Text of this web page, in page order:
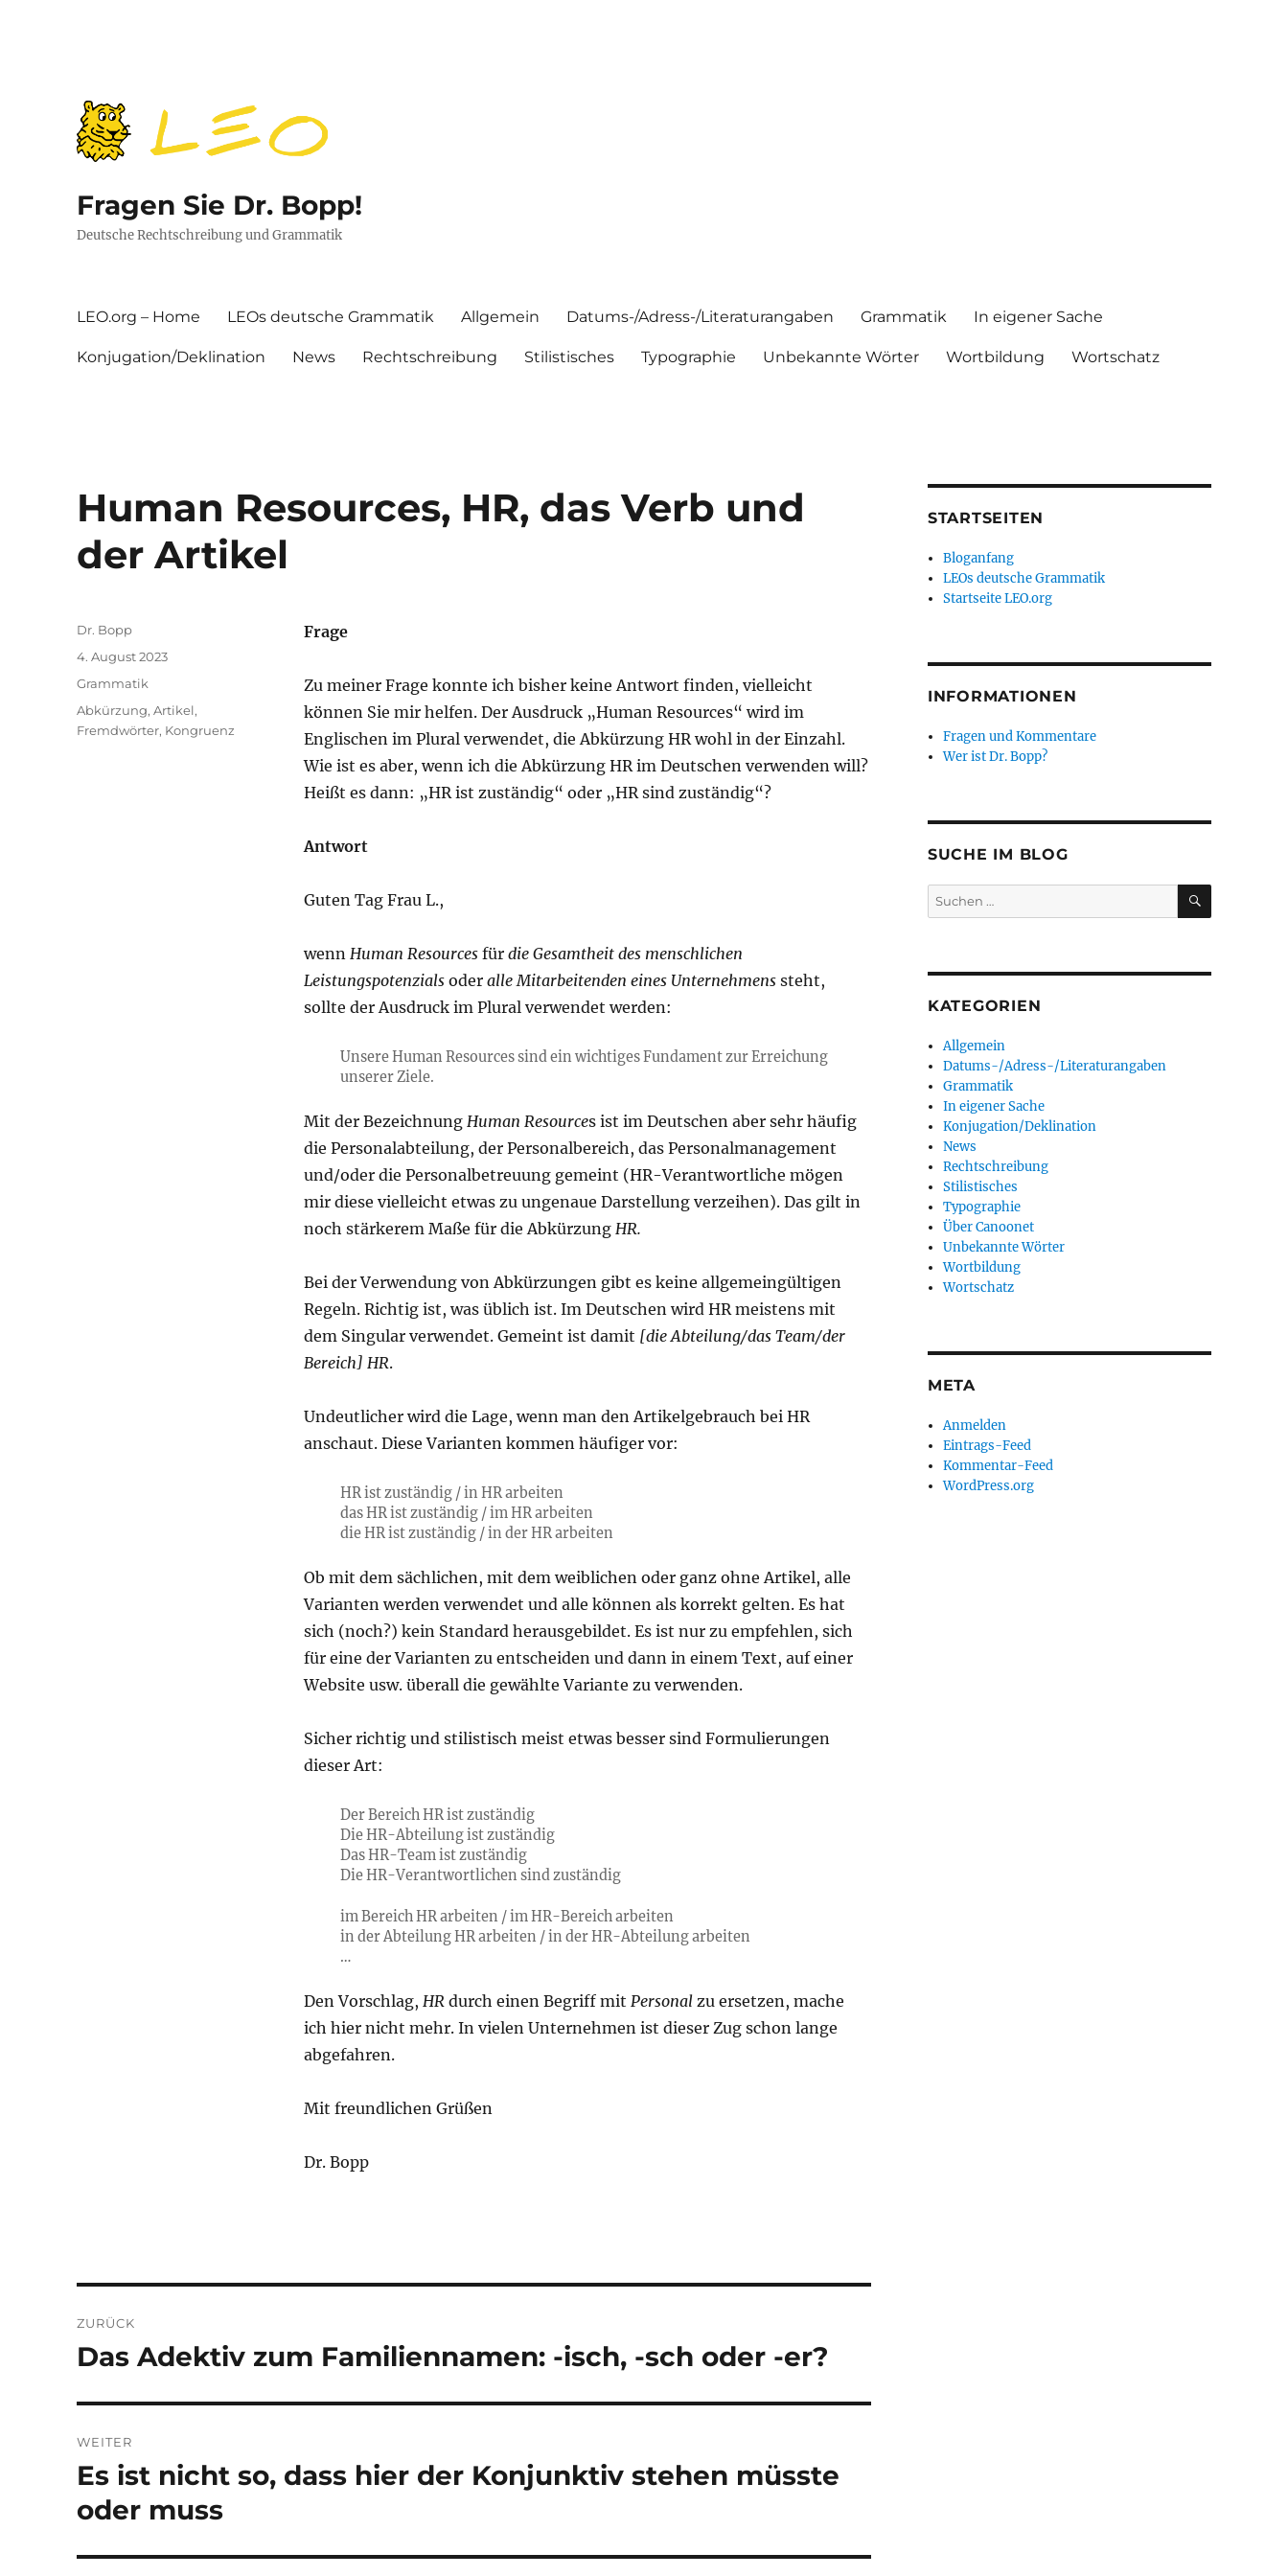
Fragen Sie Dr. Bopp!
Deutsche Rechtschreibung und Grammatik
LEO.org – Home LEOs deutsche Grammatik Allgemein Datums-/Adress-/Literaturangaben Grammatik In eigener Sache
Konjugation/Deklination News Rechtschreibung Stilistisches Typographie Unbekannte Wörter Wortbildung Wortschatz
Human Resources, HR, das Verb und
der Artikel
Frage
Zu meiner Frage konnte ich bisher keine Antwort finden, vielleicht
können Sie mir helfen. Der Ausdruck „Human Resources“ wird im
Englischen im Plural verwendet, die Abkürzung HR wohl in der Einzahl.
Wie ist es aber, wenn ich die Abkürzung HR im Deutschen verwenden will?
Heißt es dann: „HR ist zuständig“ oder „HR sind zuständig“?
Antwort
Guten Tag Frau L.,
wenn Human Resourcesfür die Gesamtheit des menschlichen
Leistungspotenzialsoder alle Mitarbeitenden eines Unternehmenssteht,
sollte der Ausdruck im Plural verwendet werden:
Unsere Human Resources sind ein wichtiges Fundament zur Erreichung
unserer Ziele.
Mit der Bezeichnung Human Resources ist im Deutschen aber sehr häufig
die Personalabteilung, der Personalbereich, das Personalmanagement
und/oder die Personalbetreuung gemeint (HR-Verantwortliche mögen
mir diese vielleicht etwas zu ungenaue Darstellung verzeihen). Das gilt in
noch stärkerem Maße für die Abkürzung HR.
Bei der Verwendung von Abkürzungen gibt es keine allgemeingültigen
Regeln. Richtig ist, was üblich ist. Im Deutschen wird HR meistens mit
dem Singular verwendet. Gemeint ist damit [die Abteilung/das Team/der
Bereich] HR.
Undeutlicher wird die Lage, wenn man den Artikelgebrauch bei HR
anschaut. Diese Varianten kommen häufiger vor:
HR ist zuständig / in HR arbeiten
das HR ist zuständig / im HR arbeiten
die HR ist zuständig / in der HR arbeiten
Ob mit dem sächlichen, mit dem weiblichen oder ganz ohne Artikel, alle
Varianten werden verwendet und alle können als korrekt gelten. Es hat
sich (noch?) kein Standard herausgebildet. Es ist nur zu empfehlen, sich
für eine der Varianten zu entscheiden und dann in einem Text, auf einer
Website usw. überall die gewählte Variante zu verwenden.
Sicher richtig und stilistisch meist etwas besser sind Formulierungen
dieser Art:
Der Bereich HR ist zuständig
Die HR-Abteilung ist zuständig
Das HR-Team ist zuständig
Die HR-Verantwortlichen sind zuständig
im Bereich HR arbeiten / im HR-Bereich arbeiten
in der Abteilung HR arbeiten / in der HR-Abteilung arbeiten
…
Den Vorschlag, HR durch einen Begriff mit Personalzu ersetzen, mache
ich hier nicht mehr. In vielen Unternehmen ist dieser Zug schon lange
abgefahren.
Mit freundlichen Grüßen
Dr. Bopp
Autor
Dr. Bopp
Veröffentlicht
4. August 2023
Kategorien
Grammatik
Schlagwörter
Abkürzung,Artikel,
Fremdwörter, Kongruenz
ZURÜCK
Vorheriger
Das Adektiv zum Familiennamen: -isch, -sch oder -er?
WEITER
Nächster
Beitrag:
Es ist nicht so, dass hier der Konjunktiv stehen müsste
oder muss
STARTSEITEN
Bloganfang
LEOs deutsche Grammatik
Startseite LEO.org
INFORMATIONEN
Fragen und Kommentare
Wer ist Dr. Bopp?
SUCHE IM BLOG
Suchen
nach:
SUCHEN
KATEGORIEN
Allgemein
Datums-/Adress-/Literaturangaben
Grammatik
In eigener Sache
Konjugation/Deklination
News
Rechtschreibung
Stilistisches
Typographie
Über Canoonet
Unbekannte Wörter
Wortbildung
Wortschatz
META
Anmelden
Eintrags-Feed
Kommentar-Feed
WordPress.org